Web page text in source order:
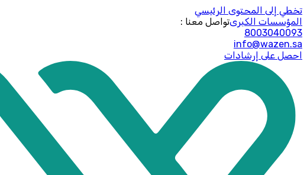
تخطي إلى المحتوى الرئيسي
المؤسسات الكبرى: تواصل معنا
8003040093
info@wazen.sa
احصل على إرشادات